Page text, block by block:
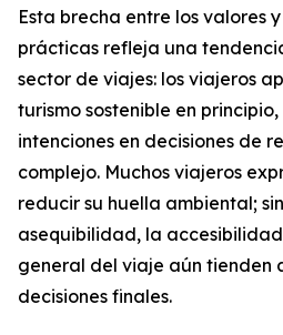
Esta brecha entre los valores
prácticas refleja una
sector de viajes: los viajeros
turismo sostenible en
intenciones en decisiones de
complejo. Muchos viajeros
reducir su huella ambiental;
asequibilidad, la
general del viaje aún tienden
decisiones finales.